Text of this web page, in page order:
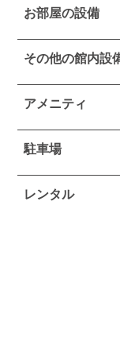
お部屋の設備
その他の館内設
アメニティ
駐車場
レンタル